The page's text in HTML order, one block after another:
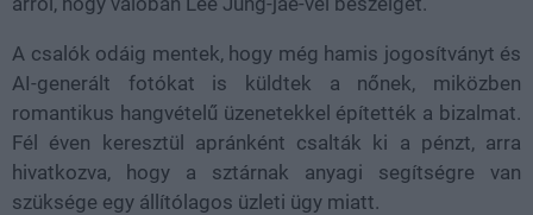
A csalók odáig mentek, hogy még hamis jogosítványt és
AI-generált fotókat is küldtek a nőnek, miközben
romantikus hangvételű üzenetekkel építették a bizalmat.
Fél éven keresztül apránként csalták ki a pénzt, arra
hivatkozva, hogy a sztárnak anyagi segítségre van
szüksége egy állítólagos üzleti ügy miatt.